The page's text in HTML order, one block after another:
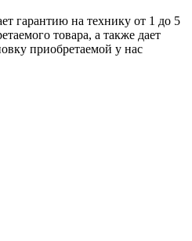
гарантию на технику от 1 до 5
товара, а также дает
приобретаемой у нас